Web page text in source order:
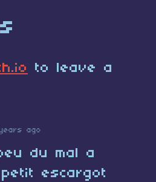
to leave a
ago
du mal a
escargot